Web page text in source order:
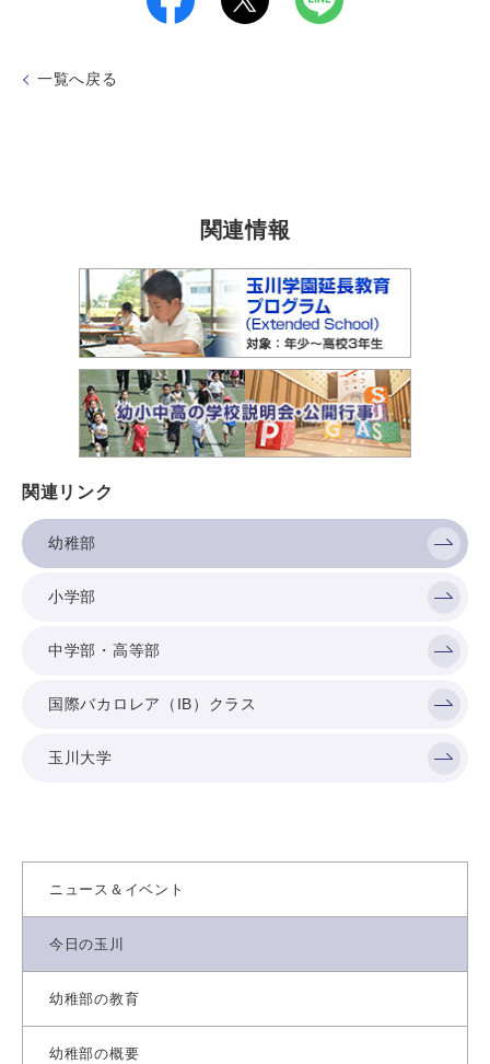
一覧へ戻る
関連情報
関連リンク
幼稚部
小学部
中学部・高等部
国際バカロレア（IB）クラス
玉川大学
ニュース＆イベント
今日の玉川
幼稚部の教育
幼稚部の概要